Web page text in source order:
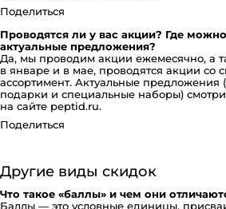
Поделиться
Проводятся ли у вас акции? Где
актуальные предложения?
Да, мы проводим акции ежемесячно, а
в январе и в мае, проводятся акции со
ассортимент. Актуальные предложения
подарки и специальные наборы)
на сайте peptid.ru.
Поделиться
Другие виды скидок
Что такое «баллы» и чем они
Баллы — это условные единицы,